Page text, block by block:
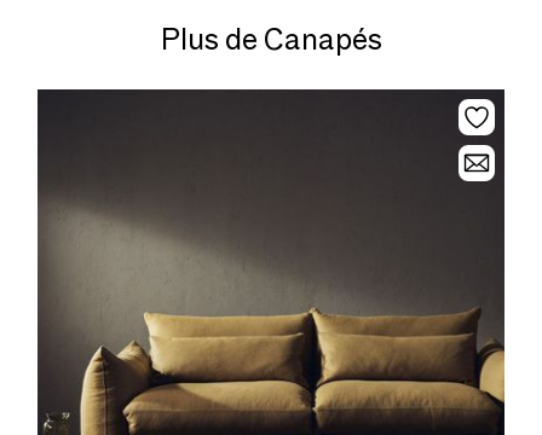
Plus de Canapés